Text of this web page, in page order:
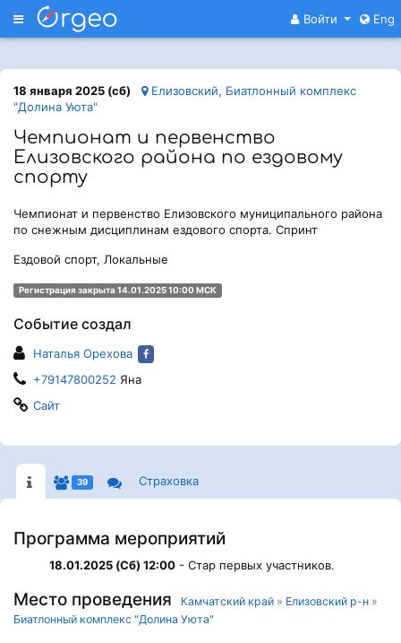
Меню Войти Eng
18 января 2025 (сб)
Елизовский, Биатлонный комплекс
"Долина Уюта"
Чемпионат и первенство
Елизовского района по ездовому
спорту
Чемпионат и первенство Елизовского муниципального района
по снежным дисциплинам ездового спорта. Спринт
Ездовой спорт, Локальные
Регистрация закрыта 14.01.2025 10:00 МСК
Событие создал
Наталья Орехова
+79147800252 Яна
Сайт
39 Страховка
Программа мероприятий
18.01.2025 (Сб) 12:00 - Стар первых участников.
Место проведения Камчатский край » Елизовский р-н »
Биатлонный комплекс "Долина Уюта"